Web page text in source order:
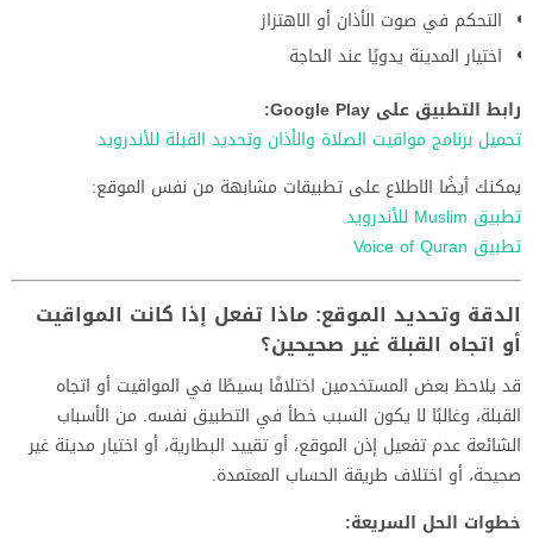
التحكم في صوت الأذان أو الاهتزاز
اختيار المدينة يدويًا عند الحاجة
رابط التطبيق على Google Play:
تحميل برنامج مواقيت الصلاة والأذان وتحديد القبلة للأندرويد
يمكنك أيضًا الاطلاع على تطبيقات مشابهة من نفس الموقع:
تطبيق Muslim للأندرويد
تطبيق Voice of Quran
الدقة وتحديد الموقع: ماذا تفعل إذا كانت المواقيت
أو اتجاه القبلة غير صحيحين؟
قد يلاحظ بعض المستخدمين اختلافًا بسيطًا في المواقيت أو اتجاه
القبلة، وغالبًا لا يكون السبب خطأ في التطبيق نفسه. من الأسباب
الشائعة عدم تفعيل إذن الموقع، أو تقييد البطارية، أو اختيار مدينة غير
صحيحة، أو اختلاف طريقة الحساب المعتمدة.
خطوات الحل السريعة: